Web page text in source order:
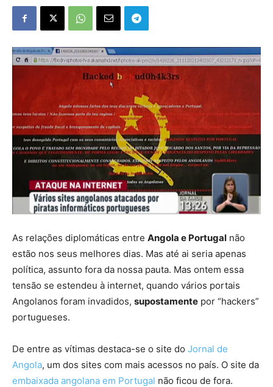
As relações diplomáticas entre Angola e Portugal não
estão nos seus melhores dias. Mas até ai seria apenas
política, assunto fora da nossa pauta. Mas ontem essa
tensão se estendeu à internet, quando vários portais
Angolanos foram invadidos, supostamente por “hackers”
portugueses.
De entre as vítimas destaca-se o site do Jornal de
Angola, um dos sites com mais acessos no país. O site da
embaixada angolana em Portugal não ficou de fora.